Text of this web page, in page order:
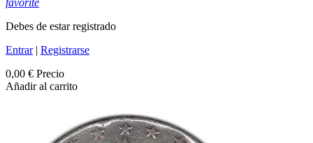
favorite
Debes de estar registrado
Entrar| Registrarse
0,00 € Precio
Añadir al carrito